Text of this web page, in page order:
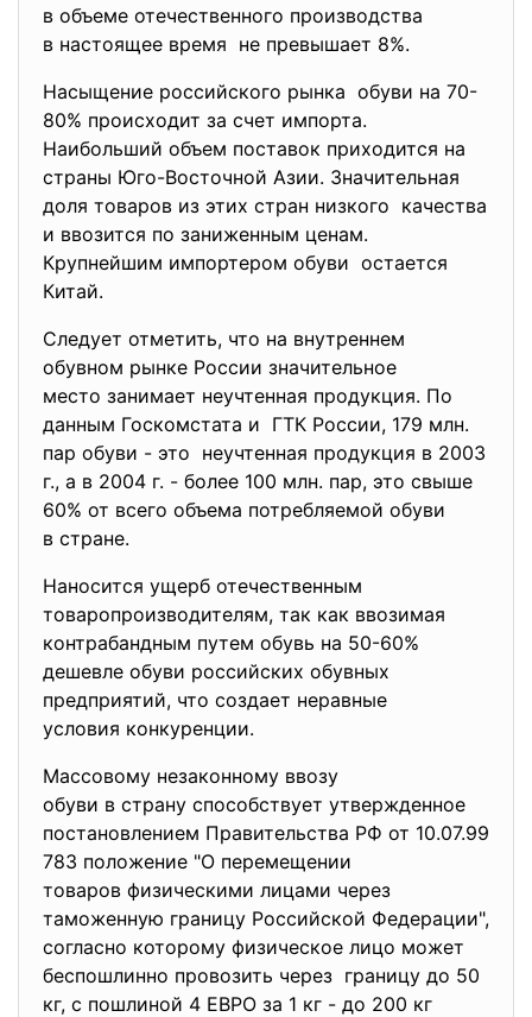
в объеме отечественного производства
в настоящее время не превышает 8%.
Насыщение российского рынка обуви на 70-
80% происходит за счет импорта.
Наибольший объем поставок приходится на
страны Юго-Восточной Азии. Значительная
доля товаров из этих стран низкого качества
и ввозится по заниженным ценам.
Крупнейшим импортером обуви остается
Китай.
Следует отметить, что на внутреннем
обувном рынке России значительное
место занимает неучтенная продукция. По
данным Госкомстата и ГТК России, 179 млн.
пар обуви - это неучтенная продукция в 2003
г., а в 2004 г. - более 100 млн. пар, это свыше
60% от всего объема потребляемой обуви
в стране.
Наносится ущерб отечественным
товаропроизводителям, так как ввозимая
контрабандным путем обувь на 50-60%
дешевле обуви российских обувных
предприятий, что создает неравные
условия конкуренции.
Массовому незаконному ввозу
обуви в страну способствует утвержденное
постановлением Правительства РФ от 10.07.99
783 положение "О перемещении
товаров физическими лицами через
таможенную границу Российской Федерации",
согласно которому физическое лицо может
беспошлинно провозить через границу до 50
кг, с пошлиной 4 ЕВРО за 1 кг - до 200 кг